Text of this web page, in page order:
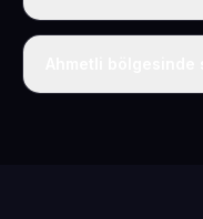
Tek fiyat uygulanır: